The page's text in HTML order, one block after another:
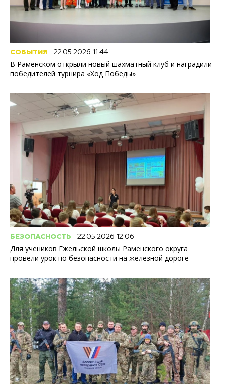
СОБЫТИЯ 22.05.2026 11:44
В Раменском открыли новый шахматный клуб и наградили
победителей турнира «Ход Победы»
БЕЗОПАСНОСТЬ 22.05.2026 12:06
Для учеников Гжельской школы Раменского округа
провели урок по безопасности на железной дороге